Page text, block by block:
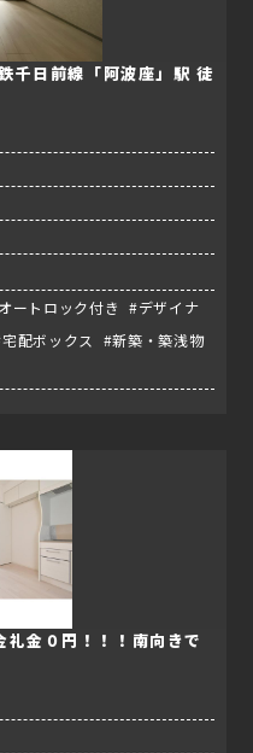
千日前線「阿波座」駅 徒
ートロック付き #デザイナ
配ボックス #新築・築浅物
金０円！！！南向きで